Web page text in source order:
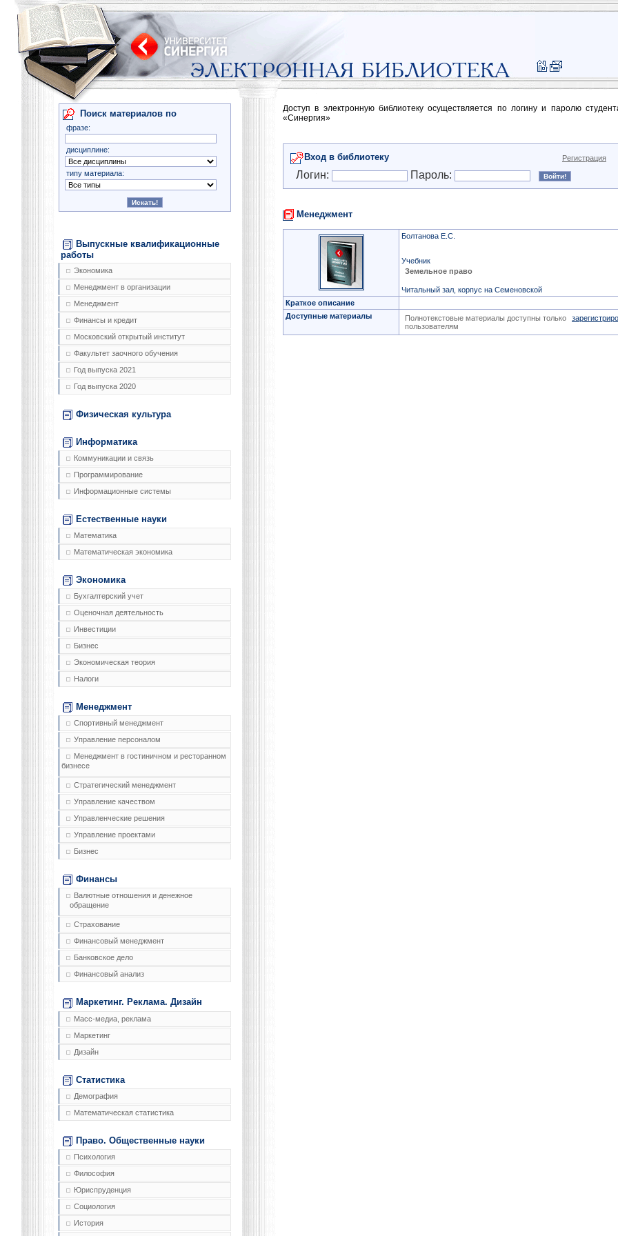
Поиск материалов по
фразе:
дисциплине:
типу материала:
Выпускные квалификационные
работы
Экономика
Менеджмент в организации
Менеджмент
Финансы и кредит
Московский открытый институт
Факультет заочного обучения
Год выпуска 2021
Год выпуска 2020
Физическая культура
Информатика
Коммуникации и связь
Программирование
Информационные системы
Естественные науки
Математика
Математическая экономика
Экономика
Бухгалтерский учет
Оценочная деятельность
Инвестиции
Бизнес
Экономическая теория
Налоги
Менеджмент
Спортивный менеджмент
Управление персоналом
Менеджмент в гостиничном и ресторанном
бизнесе
Стратегический менеджмент
Управление качеством
Управленческие решения
Управление проектами
Бизнес
Финансы
Валютные отношения и денежное
обращение
Страхование
Финансовый менеджмент
Банковское дело
Финансовый анализ
Маркетинг. Реклама. Дизайн
Масс-медиа, реклама
Маркетинг
Дизайн
Статистика
Демография
Математическая статистика
Право. Общественные науки
Психология
Философия
Юриспруденция
Социология
История
Доступ в электронную библиотеку осуществляется по логину и паролю
«Синергия»
Вход в библиотеку Регистрация
Логин: Пароль:
Менеджмент
Болтанова Е.С.
Учебник
Земельное право
Читальный зал, корпус на Семеновской
Краткое описание
Доступные материалы
Полнотекстовые материалы доступны только
пользователям